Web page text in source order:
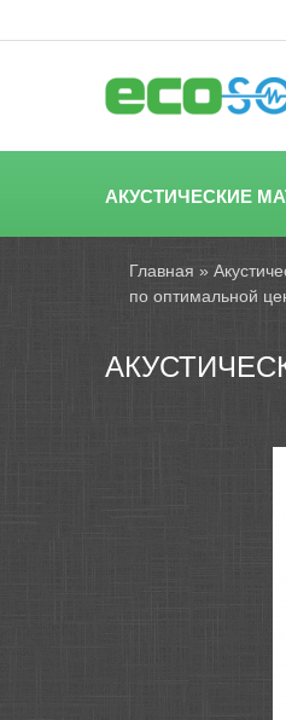
АКУСТИЧЕСКИЕ
Главная »
по оптимальной